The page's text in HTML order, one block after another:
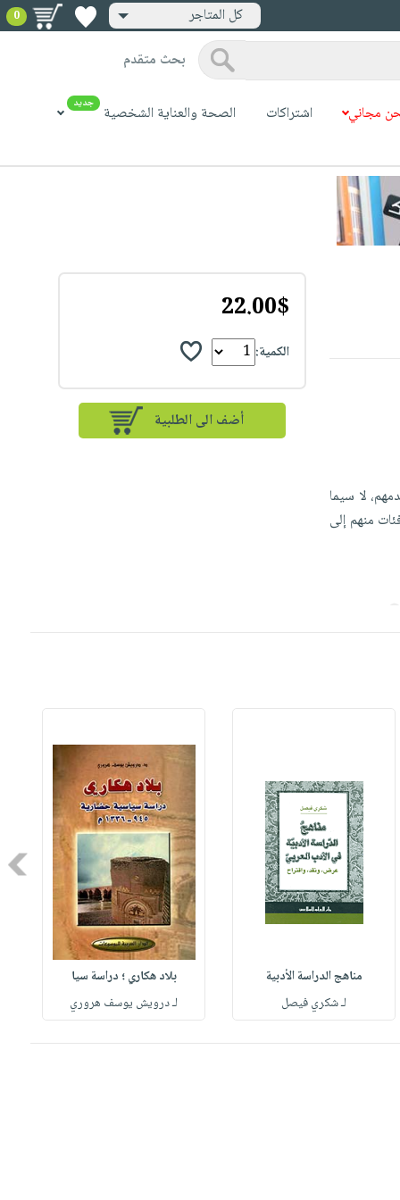
كل المتاجر 0
بحث متقدم
مجاني اشتراكات الصحة والعناية الشخصية جديد
لا سيما
منهم إلى
22.00$
الكمية:
أضف الى الطلبية
مناهج الدراسة الأدبية
لـ شكري فيصل
بلاد هكاري ؛ دراسة سيا
لـ درويش يوسف هروري